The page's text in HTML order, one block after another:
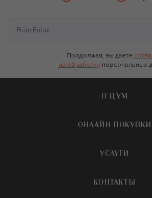
Продолжая, вы даете
на обработку персональных
О ЦУМ
О магазине
Бутики и ПВЗ ЦУМ
ОНЛАЙН ПОКУПКИ
Доставка
УСЛУГИ
КОНТАКТЫ